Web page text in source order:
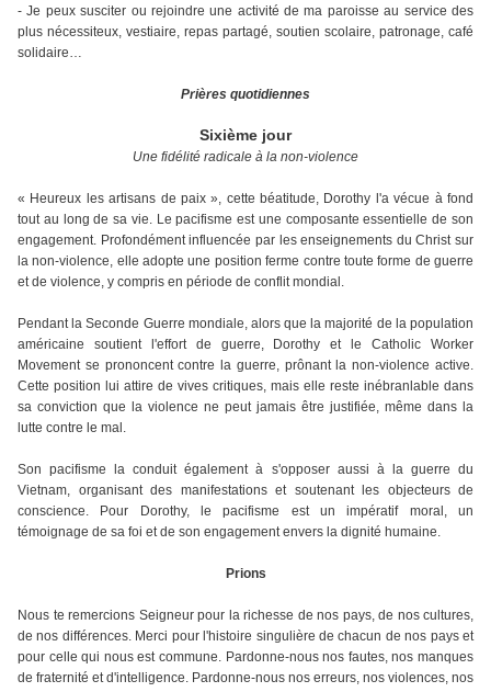
- Je peux susciter ou rejoindre une activité de ma paroisse au service des
plus nécessiteux, vestiaire, repas partagé, soutien scolaire, patronage, café
solidaire…
Prières quotidiennes
Sixième jour
Une fidélité radicale à la non-violence
« Heureux les artisans de paix », cette béatitude, Dorothy l'a vécue à fond
tout au long de sa vie. Le pacifisme est une composante essentielle de son
engagement. Profondément influencée par les enseignements du Christ sur
la non-violence, elle adopte une position ferme contre toute forme de guerre
et de violence, y compris en période de conflit mondial.
Pendant la Seconde Guerre mondiale, alors que la majorité de la population
américaine soutient l'effort de guerre, Dorothy et le Catholic Worker
Movement se prononcent contre la guerre, prônant la non-violence active.
Cette position lui attire de vives critiques, mais elle reste inébranlable dans
sa conviction que la violence ne peut jamais être justifiée, même dans la
lutte contre le mal.
Son pacifisme la conduit également à s'opposer aussi à la guerre du
Vietnam, organisant des manifestations et soutenant les objecteurs de
conscience. Pour Dorothy, le pacifisme est un impératif moral, un
témoignage de sa foi et de son engagement envers la dignité humaine.
Prions
Nous te remercions Seigneur pour la richesse de nos pays, de nos cultures,
de nos différences. Merci pour l'histoire singulière de chacun de nos pays et
pour celle qui nous est commune. Pardonne-nous nos fautes, nos manques
de fraternité et d'intelligence. Pardonne-nous nos erreurs, nos violences, nos